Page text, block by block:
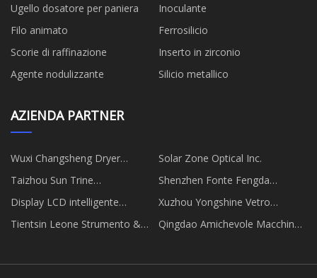
Ugello dosatore per paniera
Inoculante
Filo animato
Ferrosilicio
Scorie di raffinazione
Inserto in zirconio
Agente nodulizzante
Silicio metallico
AZIENDA PARTNER
Wuxi Changsheng Dryer
Manufacturing Co., Ltd
Solar Zone Optical Inc.
Taizhou Sun Trine
Biotecnologia Co., Ltd
Shenzhen Fonte Fengda
Display LCD intelligente
personalizzato
Xuzhou Yongshine Vetro
Prodotti Co., Ltd
Tientsin Leone Strumento &
Qingdao Amichevole Macchinari